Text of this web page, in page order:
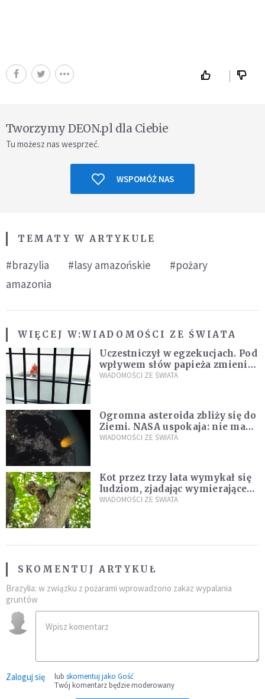
Tworzymy DEON.pl dla Ciebie
Tu możesz nas wesprzeć.
WSPOMÓŻ NAS
TEMATY W ARTYKULE
#brazylia #lasy amazońskie
#pożary
amazonia
WIĘCEJ W:WIADOMOŚCI ZE ŚWIATA
Uczestniczył w egzekucjach. Pod
wpływem słów papieża zmienił
zdanie
WIADOMOŚCI ZE ŚWIATA
Ogromna asteroida zbliży się do
Ziemi. NASA uspokaja: nie ma
zagrożenia
WIADOMOŚCI ZE ŚWIATA
Kot przez trzy lata wymykał się
ludziom, zjadając wymierające
kaczki. W końcu popełnił
WIADOMOŚCI ZE ŚWIATA
SKOMENTUJ ARTYKUŁ
Brazylia: w związku z pożarami wprowadzono zakaz wypalania
gruntów
Zaloguj się lub skomentuj jako Gość
Twój komentarz będzie moderowany